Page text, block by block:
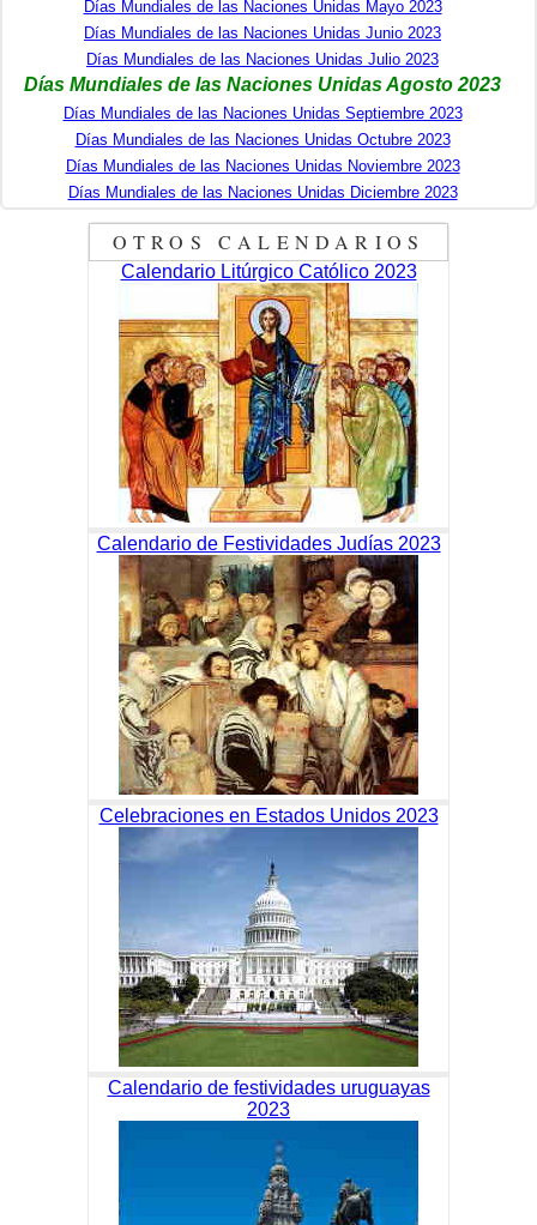
Días Mundiales de las Naciones Unidas Mayo 2023
Días Mundiales de las Naciones Unidas Junio 2023
Días Mundiales de las Naciones Unidas Julio 2023
Días Mundiales de las Naciones Unidas Agosto 2023
Días Mundiales de las Naciones Unidas Septiembre 2023
Días Mundiales de las Naciones Unidas Octubre 2023
Días Mundiales de las Naciones Unidas Noviembre 2023
Días Mundiales de las Naciones Unidas Diciembre 2023
OTROS CALENDARIOS
Calendario Litúrgico Católico 2023
Calendario de Festividades Judías 2023
Celebraciones en Estados Unidos 2023
Calendario de festividades uruguayas
2023